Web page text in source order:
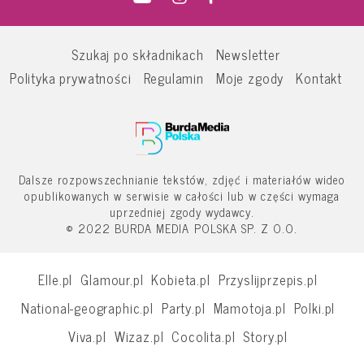
Szukaj po składnikach
Newsletter
Polityka prywatności
Regulamin Moje zgody Kontakt
Dalsze rozpowszechnianie tekstów, zdjęć i materiałów wideo
opublikowanych w serwisie w całości lub w części wymaga
uprzedniej zgody wydawcy.
© 2022 BURDA MEDIA POLSKA SP. Z O.O.
Elle.pl Glamour.pl Kobieta.pl Przyslijprzepis.pl
National-geographic.pl Party.pl Mamotoja.pl Polki.pl
Viva.pl Wizaz.pl Cocolita.pl Story.pl